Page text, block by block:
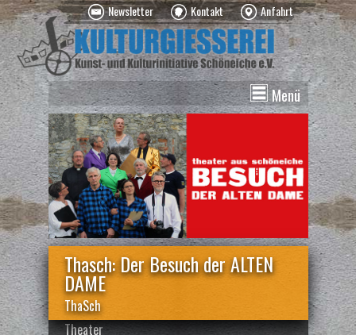
Newsletter Kontakt Anfahrt
Menü
News
Veranstaltungen
Kurse
Vermietung
Über uns
Spenden
Thasch: Der Besuch der ALTEN
DAME
ThaSch
Theater